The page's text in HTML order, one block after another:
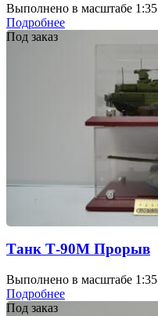
Выполнено в масштабе 1:35
Подробнее
Под заказ
Танк Т-90М Прорыв
Выполнено в масштабе 1:35
Подробнее
Под заказ